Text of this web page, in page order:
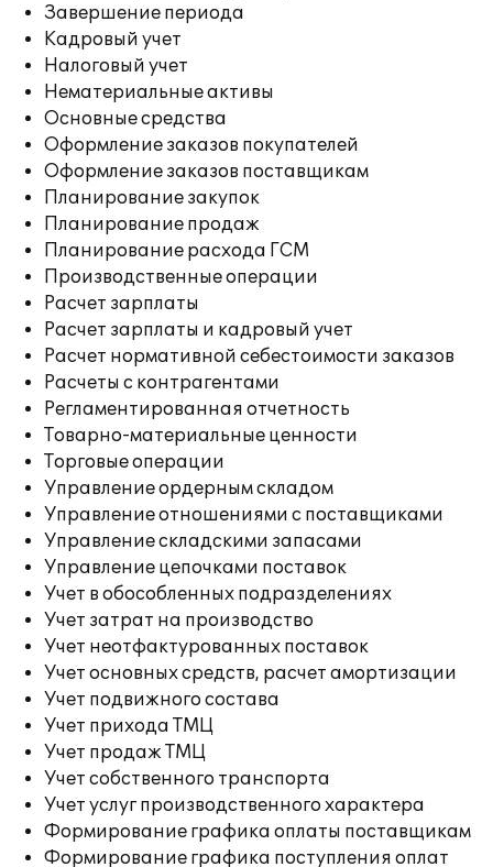
Завершение периода
Кадровый учет
Налоговый учет
Нематериальные активы
Основные средства
Оформление заказов покупателей
Оформление заказов поставщикам
Планирование закупок
Планирование продаж
Планирование расхода ГСМ
Производственные операции
Расчет зарплаты
Расчет зарплаты и кадровый учет
Расчет нормативной себестоимости заказов
Расчеты с контрагентами
Регламентированная отчетность
Товарно-материальные ценности
Торговые операции
Управление ордерным складом
Управление отношениями с поставщиками
Управление складскими запасами
Управление цепочками поставок
Учет в обособленных подразделениях
Учет затрат на производство
Учет неотфактурованных поставок
Учет основных средств, расчет амортизации
Учет подвижного состава
Учет прихода ТМЦ
Учет продаж ТМЦ
Учет собственного транспорта
Учет услуг производственного характера
Формирование графика оплаты поставщикам
Формирование графика поступления оплат